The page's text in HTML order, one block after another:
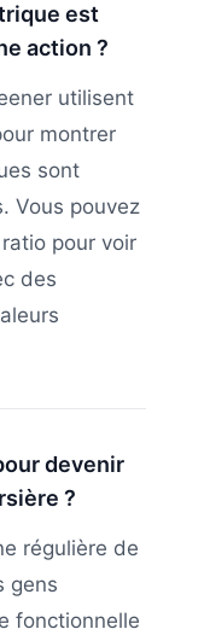
est
action ?
utilisent
montrer
sont
Vous pouvez
pour voir
des
devenir
?
régulière de
gens
fonctionnelle